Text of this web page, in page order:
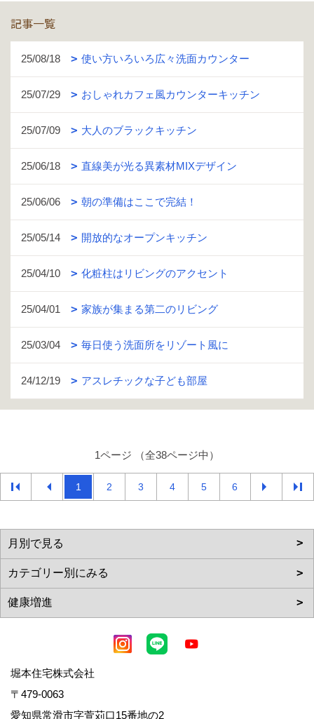
記事一覧
25/08/18 使い方いろいろ広々洗面カウンター
25/07/29 おしゃれカフェ風カウンターキッチン
25/07/09 大人のブラックキッチン
25/06/18 直線美が光る異素材MIXデザイン
25/06/06 朝の準備はここで完結！
25/05/14 開放的なオープンキッチン
25/04/10 化粧柱はリビングのアクセント
25/04/01 家族が集まる第二のリビング
25/03/04 毎日使う洗面所をリゾート風に
24/12/19 アスレチックな子ども部屋
1ページ （全38ページ中）
1 2 3 4 5 6
堀本住宅株式会社
〒479-0063
愛知県常滑市字萱苅口15番地の2